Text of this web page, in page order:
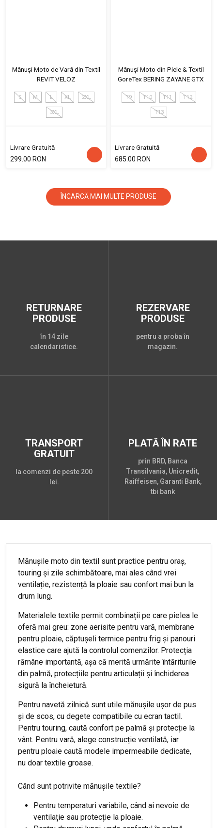
Mănuși Moto de Vară din Textil
REVIT VELOZ
S M L XL 2XL
3XL
Livrare Gratuită
299.00 RON
Mănuși Moto din Piele & Textil
GoreTex BERING ZAYANE GTX
T9 T10 T11 T12
T13
Livrare Gratuită
685.00 RON
ÎNCARCĂ MAI MULTE PRODUSE
RETURNARE
PRODUSE
în 14 zile
calendaristice.
REZERVARE
PRODUSE
pentru a proba în
magazin.
TRANSPORT
GRATUIT
la comenzi de peste 200
lei.
PLATĂ ÎN RATE
prin BRD, Banca
Transilvania, Unicredit,
Raiffeisen, Garanti Bank,
tbi bank
Mănușile moto din textil sunt practice pentru oraș,
touring și zile schimbătoare, mai ales când vrei
ventilație, rezistență la ploaie sau confort mai bun la
drum lung.
Materialele textile permit combinații pe care pielea le
oferă mai greu: zone aerisite pentru vară, membrane
pentru ploaie, căptușeli termice pentru frig și panouri
elastice care ajută la controlul comenzilor. Protecția
rămâne importantă, așa că merită urmărite întăriturile
din palmă, protecțiile pentru articulații și închiderea
sigură la încheietură.
Pentru navetă zilnică sunt utile mănușile ușor de pus
și de scos, cu degete compatibile cu ecran tactil.
Pentru touring, caută confort pe palmă și protecție la
vânt. Pentru vară, alege construcție ventilată, iar
pentru ploaie caută modele impermeabile dedicate,
nu doar textile groase.
Când sunt potrivite mănușile textile?
Pentru temperaturi variabile, când ai nevoie de
ventilație sau protecție la ploaie.